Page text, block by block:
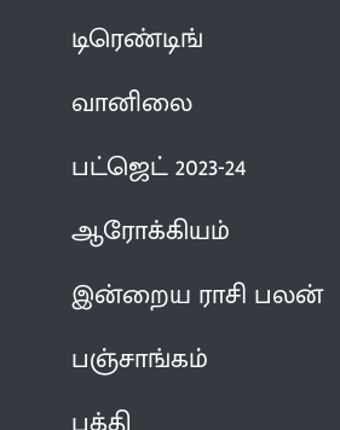
டிரெண்டிங்
வானிலை
பட்ஜெட் 2023-24
ஆரோக்கியம்
இன்றைய ராசி பலன்
பஞ்சாங்கம்